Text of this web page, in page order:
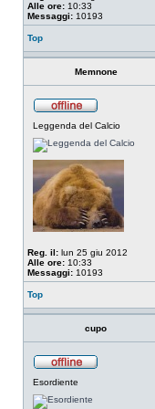
Alle ore: 10:33
Messaggi: 10193
Top
Memnone
Leggenda del Calcio
Reg. il: lun 25 giu 2012
Alle ore: 10:33
Messaggi: 10193
Top
cupo
Esordiente